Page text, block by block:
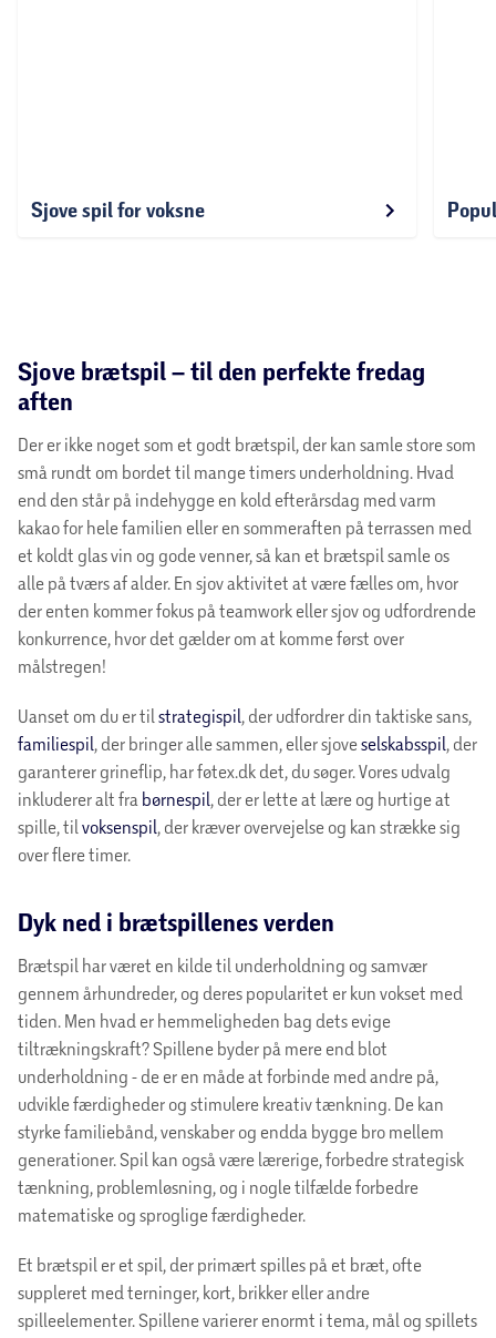
Sjove spil for voksne
FAQ - Ofte stillede spørgsmål om brætspil
Kan man bytte brætspil købt online i butik?
Hvilke brætspil er populære?